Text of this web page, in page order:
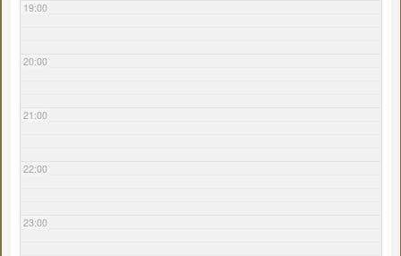
19:00
20:00
21:00
22:00
23:00